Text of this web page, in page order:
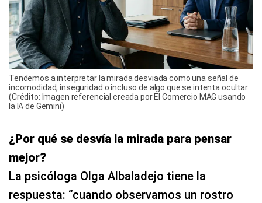
Tendemos a interpretar la mirada desviada como una señal de
incomodidad, inseguridad o incluso de algo que se intenta ocultar
(Crédito: Imagen referencial creada por El Comercio MAG usando
la IA de Gemini)
¿Por qué se desvía la mirada para pensar
mejor?
La psicóloga Olga Albaladejo tiene la
respuesta: “cuando observamos un rostro